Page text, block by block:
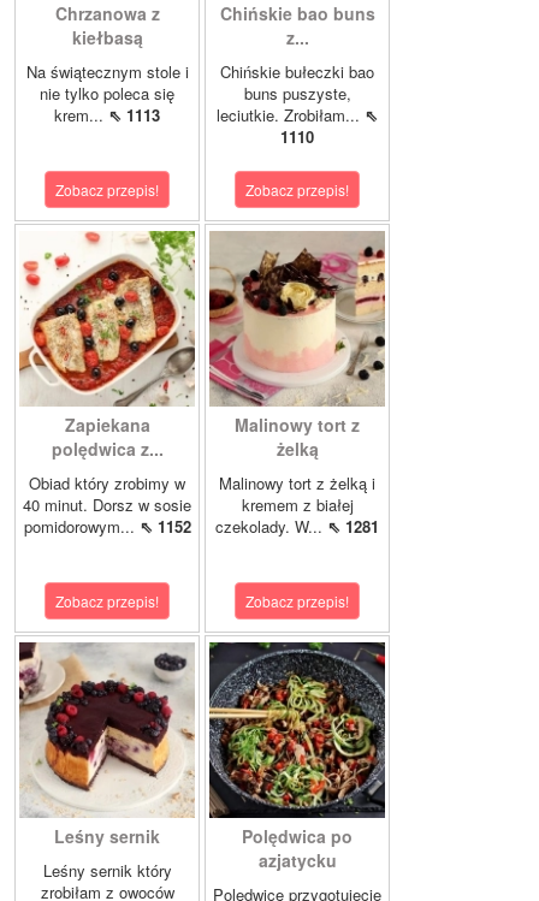
Chrzanowa z
kiełbasą
Na świątecznym stole i
nie tylko poleca się
krem... ⇖ 1113
Zobacz przepis!
Chińskie bao buns
z...
Chińskie bułeczki bao
buns puszyste,
leciutkie. Zrobiłam... ⇖
1110
Zobacz przepis!
Zapiekana
polędwica z...
Obiad który zrobimy w
40 minut. Dorsz w sosie
pomidorowym... ⇖ 1152
Zobacz przepis!
Malinowy tort z
żelką
Malinowy tort z żelką i
kremem z białej
czekolady. W... ⇖ 1281
Zobacz przepis!
Leśny sernik
Leśny sernik który
zrobiłam z owoców
Polędwica po
azjatycku
Polędwicę przygotujecie